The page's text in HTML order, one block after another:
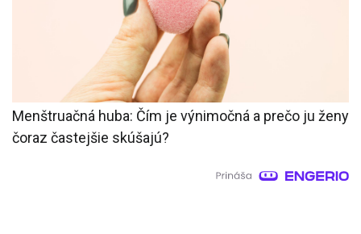
Menštruačná huba: Čím je výnimočná a prečo ju ženy
čoraz častejšie skúšajú?